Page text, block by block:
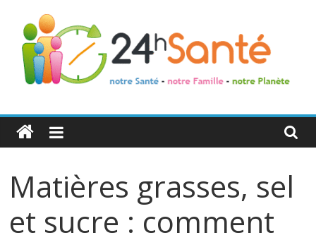
24h
Santé
La
santé
de
toute
Matières grasses, sel
et sucre : comment